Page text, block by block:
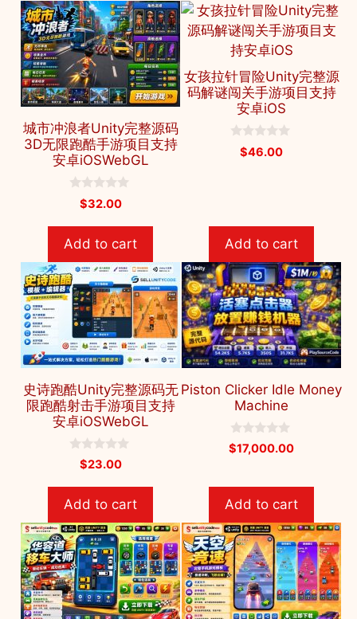
城市冲浪者Unity完整源码
3D无限跑酷手游项目支持
安卓iOSWebGL
o
5
$32.00
Add to cart
女孩拉针冒险Unity完整源
码解谜闯关手游项目支持
安卓iOS
$46.00
Add to cart
史诗跑酷Unity完整源码无
限跑酷射击手游项目支持
安卓iOSWebGL
o
5
$23.00
Add to cart
Piston Clicker Idle Money
Machine
0
o
o
f
5
$17,000.00
Add to cart